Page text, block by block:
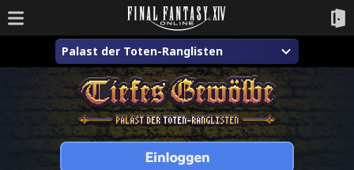
Palast der Toten-Ranglisten